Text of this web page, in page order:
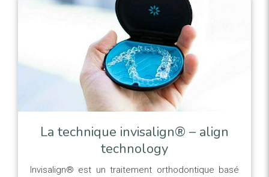
La technique invisalign® – align
technology
Invisalign® est un traitement orthodontique basé